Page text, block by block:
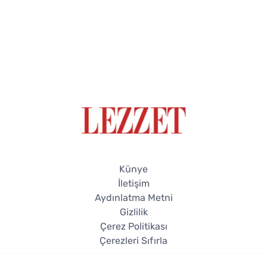
Künye
İletişim
Aydınlatma Metni
Gizlilik
Çerez Politikası
Çerezleri Sıfırla